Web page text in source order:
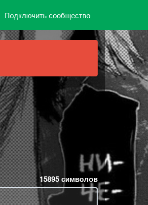
Подключить сообщество
15895символов